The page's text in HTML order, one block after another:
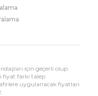
için geçerli olup
fiyat farkı talep
uygulanacak fiyatları